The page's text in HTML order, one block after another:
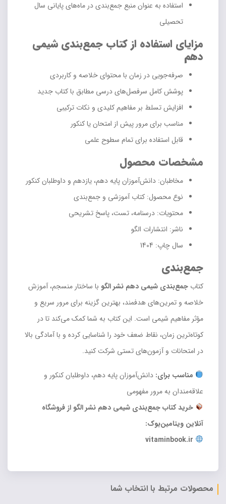
استفاده به عنوان منبع جمع‌بندی در ماه‌های پایانی سال
تحصیلی
مزایای استفاده از کتاب جمع‌بندی شیمی
دهم
صرفه‌جویی در زمان با محتوای خلاصه و کاربردی
پوشش کامل سرفصل‌های درسی مطابق با کتاب جدید
افزایش تسلط بر مفاهیم کلیدی و نکات ترکیبی
مناسب برای مرور پیش از امتحان یا کنکور
قابل استفاده برای تمام سطوح علمی
مشخصات محصول
مخاطبان: دانش‌آموزان پایه دهم، یازدهم و داوطلبان کنکور
نوع محصول: کتاب آموزشی و جمع‌بندی
محتویات: درسنامه، تست، پاسخ تشریحی
ناشر: انتشارات الگو
سال چاپ: 1404
جمع‌بندی
کتاب جمع‌بندی شیمی دهم نشر الگو با ساختار منسجم، آموزش
خلاصه و تمرین‌های هدفمند، بهترین گزینه برای مرور سریع و
مؤثر مفاهیم شیمی است. این کتاب به شما کمک می‌کند تا در
کوتاه‌ترین زمان، نقاط ضعف خود را شناسایی کرده و با آمادگی بالا
در امتحانات و آزمون‌های تستی شرکت کنید.
مناسب برای: دانش‌آموزان پایه دهم، داوطلبان کنکور و
علاقه‌مندان به مرور مفهومی
خرید کتاب جمع‌بندی شیمی دهم نشر الگو از فروشگاه
آنلاین ویتامین‌بوک:
vitaminbook.ir
محصولات مرتبط با انتخاب شما